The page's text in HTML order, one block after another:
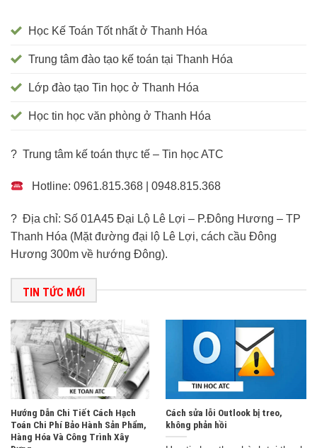
Học Kế Toán Tốt nhất ở Thanh Hóa
Trung tâm đào tạo kế toán tại Thanh Hóa
Lớp đào tạo Tin học ở Thanh Hóa
Học tin học văn phòng ở Thanh Hóa
? Trung tâm kế toán thực tế – Tin học ATC
Hotline: 0961.815.368 | 0948.815.368
? Địa chỉ: Số 01A45 Đại Lộ Lê Lợi – P.Đông Hương – TP
Thanh Hóa (Mặt đường đại lộ Lê Lợi, cách cầu Đông
Hương 300m về hướng Đông).
TIN TỨC MỚI
Hướng Dẫn Chi Tiết Cách Hạch
Toán Chi Phí Bảo Hành Sản Phẩm,
Hàng Hóa Và Công Trình Xây
Cách sửa lỗi Outlook bị treo,
không phản hồi